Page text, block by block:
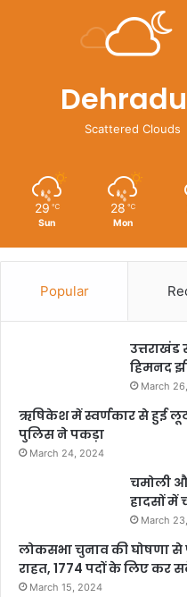
Scattered Clouds
29 ℃
Sun
28 ℃
Mon
Popular
उत्तराखंड
हिमनद
March
ऋषिकेश में स्वर्णकार से हुई
पुलिस ने पकड़ा
March 24, 2024
चमोली
हादसों में
March
लोकसभा चुनाव की घोषणा
राहत, 1774 पदों के लिए
March 15, 2024